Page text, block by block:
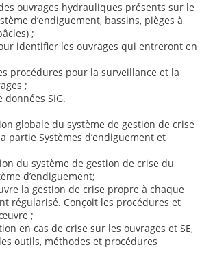
ouvrages hydrauliques présents sur le
d’endiguement, bassins, pièges à
;
identifier les ouvrages qui entreront en
procédures pour la surveillance et la
;
SIG.
globale du système de gestion de crise
partie Systèmes d’endiguement et
du système de gestion de crise du
d’endiguement;
la gestion de crise propre à chaque
régularisé. Conçoit les procédures et
;
en cas de crise sur les ouvrages et SE,
outils, méthodes et procédures